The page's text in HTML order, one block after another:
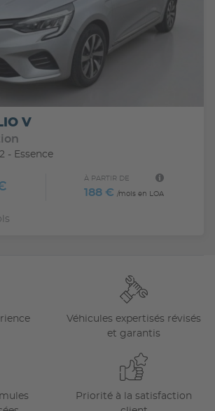
V
- Essence
À PARTIR DE
188 € /mois en LOA
Véhicules expertisés révisés
et garantis
Priorité à la satisfaction